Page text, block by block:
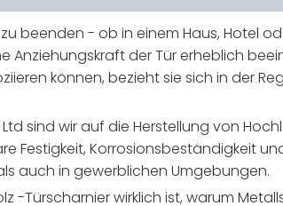
beenden - ob in einem Haus, Hotel
Anziehungskraft der Tür erheblich
können, bezieht sie sich in der
sind wir auf die Herstellung von
Festigkeit, Korrosionsbeständigkeit
auch in gewerblichen Umgebungen.
-Türscharnier wirklich ist, warum